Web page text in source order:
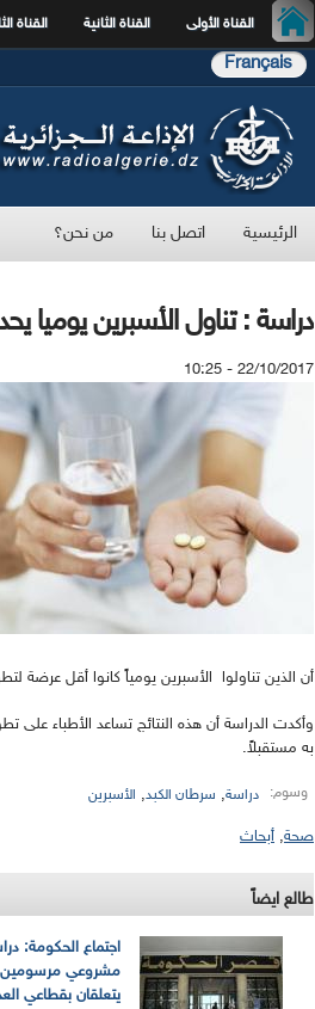
القناة الأولى القناة الثانية القناة
Français
الرئيسية اتصل بنا من نحن؟
دراسة : تناول الأسبرين يوميا
22/10/2017 - 10:25
أن الذين تناولوا الأسبرين يومياً كانوا أقل
وأكدت الدراسة أن هذه النتائج تساعد الأطباء
به مستقبلاً.
وسوم: دراسة, سرطان الكبد, الأسبرين
صحة, أبحاث
طالع ايضاً
اجتماع الحكومة:
مشروعي مرسومين
يتعلقان بقطاعي